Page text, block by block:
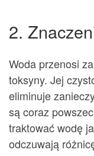
2.
Woda przenosi
toksyny. Jej
eliminuje
są coraz
traktować wodę
odczuwają